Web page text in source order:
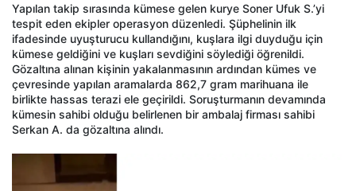
Yapılan takip sırasında kümese gelen kurye Soner Ufuk S.’yi
tespit eden ekipler operasyon düzenledi. Şüphelinin ilk
ifadesinde uyuşturucu kullandığını, kuşlara ilgi duyduğu için
kümese geldiğini ve kuşları sevdiğini söylediği öğrenildi.
Gözaltına alınan kişinin yakalanmasının ardından kümes ve
çevresinde yapılan aramalarda 862,7 gram marihuana ile
birlikte hassas terazi ele geçirildi. Soruşturmanın devamında
kümesin sahibi olduğu belirlenen bir ambalaj firması sahibi
Serkan A. da gözaltına alındı.